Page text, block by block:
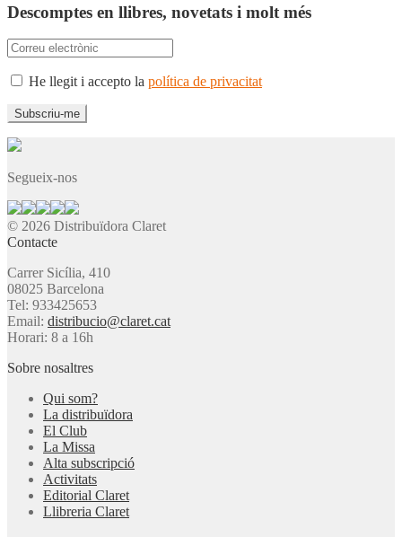
Descomptes en llibres, novetats i molt més
He llegit i accepto la política de privacitat
Segueix-nos
© 2026 Distribuïdora Claret
Contacte
Carrer Sicília, 410
08025 Barcelona
Tel: 933425653
Email: distribucio@claret.cat
Horari: 8 a 16h
Sobre nosaltres
Qui som?
La distribuïdora
El Club
La Missa
Alta subscripció
Activitats
Editorial Claret
Llibreria Claret